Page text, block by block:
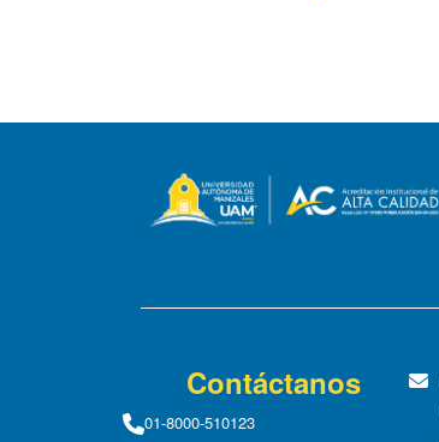
Contáctanos
01-8000-510123